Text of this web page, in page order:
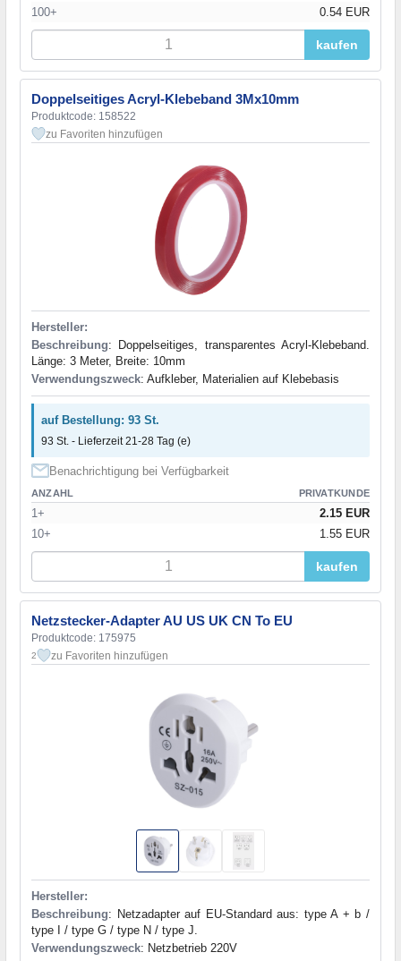
100+
0.54 EUR
kaufen
Doppelseitiges Acryl-Klebeband 3Mx10mm
Produktcode: 158522
zu Favoriten hinzufügen
Hersteller:
Beschreibung: Doppelseitiges, transparentes Acryl-Klebeband.
Länge: 3 Meter, Breite: 10mm
Verwendungszweck: Aufkleber, Materialien auf Klebebasis
auf Bestellung: 93 St.
93 St. - Lieferzeit 21-28 Tag (e)
Benachrichtigung bei Verfügbarkeit
ANZAHL PRIVATKUNDE
1+
2.15 EUR
10+
1.55 EUR
kaufen
Netzstecker-Adapter AU US UK CN To EU
Produktcode: 175975
2 zu Favoriten hinzufügen
Hersteller:
Beschreibung: Netzadapter auf EU-Standard aus: type A + b /
type I / type G / type N / type J.
Verwendungszweck: Netzbetrieb 220V